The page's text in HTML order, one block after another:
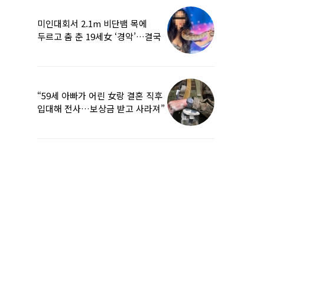
미인대회서 2.1m 비단뱀 목에
두르고 춤 춘 19세女 ‘경악’…결국
“59세 아빠가 어린 女랑 결혼 직후
입대해 전사…보상금 받고 사라져”